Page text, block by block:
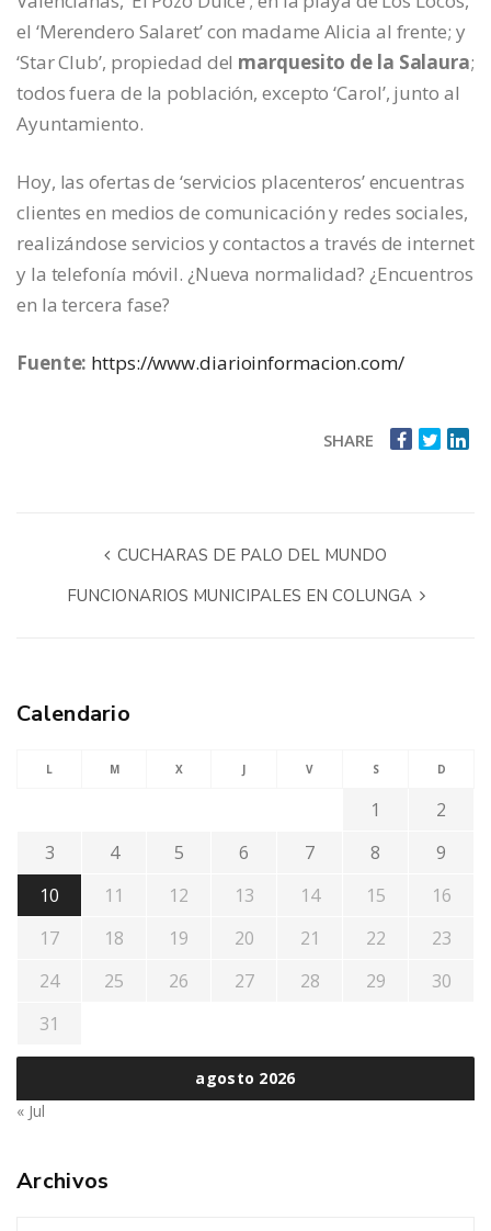
el ‘Merendero Salaret’ con madame Alicia al frente; y
‘Star Club’, propiedad del marquesito de la Salaura;
todos fuera de la población, excepto ‘Carol’, junto al
Ayuntamiento.
Hoy, las ofertas de ‘servicios placenteros’ encuentras
clientes en medios de comunicación y redes sociales,
realizándose servicios y contactos a través de internet
y la telefonía móvil. ¿Nueva normalidad? ¿Encuentros
en la tercera fase?
Fuente: https://www.diarioinformacion.com/
SHARE
CUCHARAS DE PALO DEL MUNDO
FUNCIONARIOS MUNICIPALES EN COLUNGA
Calendario
agosto 2026
L M X J V S D
1
2
3
4 5 6 7 8
9
10
11 12 13 14 15
16
17
18 19 20 21 22
23
24
25 26 27 28 29
30
31
« Jul
Archivos